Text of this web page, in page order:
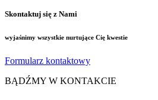
Skontaktuj się z Nami
wyjaśnimy wszystkie nurtujące Cię kwestie
Formularz kontaktowy
BĄDŹMY W KONTAKCIE